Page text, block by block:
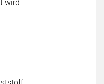
wird.